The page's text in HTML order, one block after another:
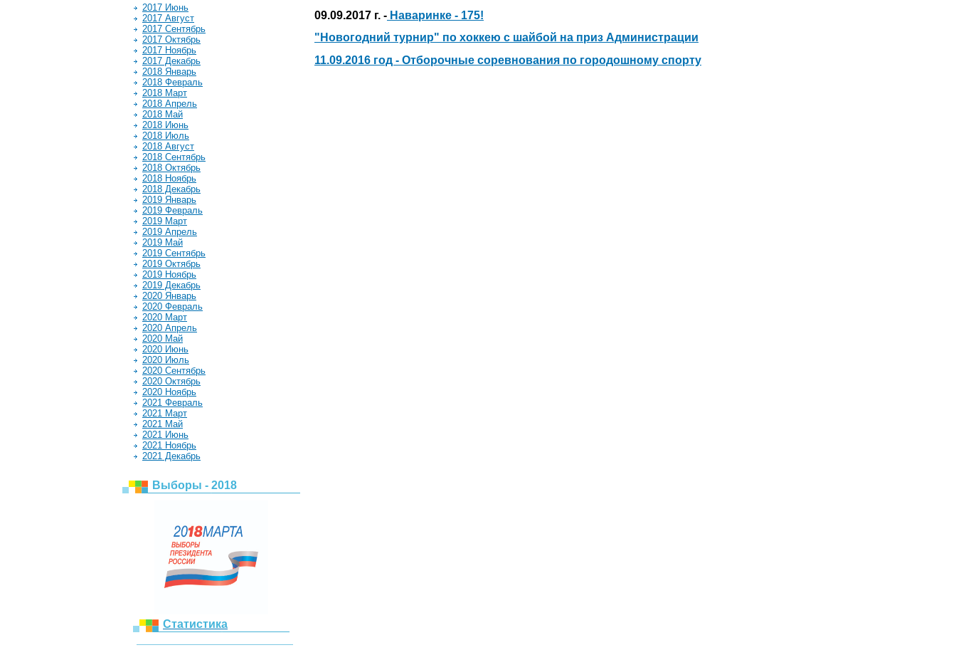
2017 Июнь
2017 Август
2017 Сентябрь
2017 Октябрь
2017 Ноябрь
2017 Декабрь
2018 Январь
2018 Февраль
2018 Март
2018 Апрель
2018 Май
2018 Июнь
2018 Июль
2018 Август
2018 Сентябрь
2018 Октябрь
2018 Ноябрь
2018 Декабрь
2019 Январь
2019 Февраль
2019 Март
2019 Апрель
2019 Май
2019 Сентябрь
2019 Октябрь
2019 Ноябрь
2019 Декабрь
2020 Январь
2020 Февраль
2020 Март
2020 Апрель
2020 Май
2020 Июнь
2020 Июль
2020 Сентябрь
2020 Октябрь
2020 Ноябрь
2021 Февраль
2021 Март
2021 Май
2021 Июнь
2021 Ноябрь
2021 Декабрь
Выборы - 2018
Статистика
09.09.2017 г. - Наваринке - 175!
"Новогодний турнир" по хоккею с шайбой на приз Администрации
11.09.2016 год - Отборочные соревнования по городошному спорту